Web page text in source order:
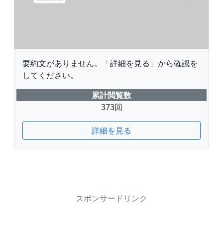
要約文がありません。「詳細を見る」から確認を
してください。
累計閲覧数
373回
詳細を見る
スポンサードリンク